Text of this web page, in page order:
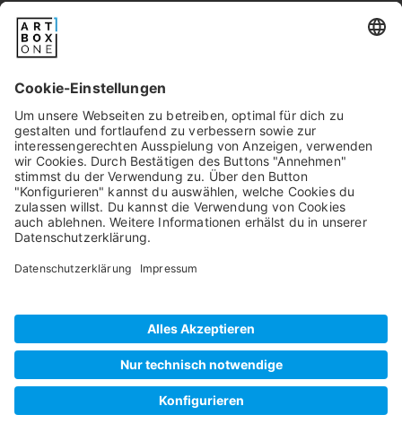
Pixum
Widerrufsbelehrung
Datenschutz
AGB/Kundeninfos
Impressum
©2026artboxONE